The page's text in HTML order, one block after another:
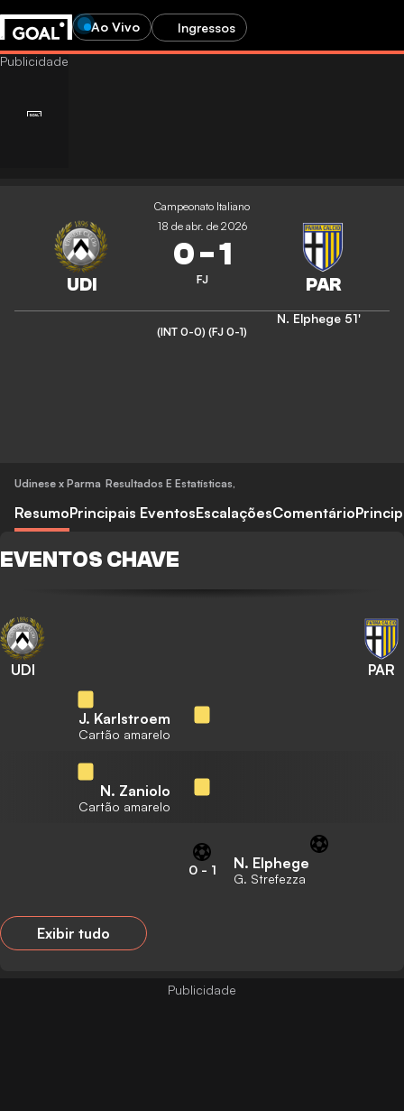
Ao Vivo Ingressos
Campeonato Italiano
18 de abr. de 2026
0-1
FJ
N. Elphege 51'
(INT 0-0) (FJ 0-1)
Udinese x Parma Resultados E Estatísticas,
ResumoPrincipais EventosEscalaçõesComentário
EVENTOS CHAVE
UDI PAR
J. Karlstroem
Cartão amarelo
N. Zaniolo
Cartão amarelo
0- 1 N. Elphege
G. Strefezza
Exibir tudo